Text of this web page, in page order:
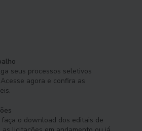
seus processos seletivos
agora e confira as
o download dos editais de